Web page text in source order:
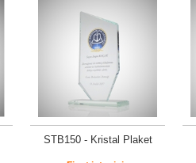
STB150 - Kristal Plaket